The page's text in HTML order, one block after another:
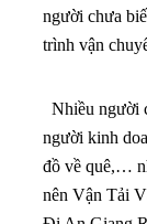
người chưa
trình vận
Nhiều người
người kinh
đồ về quê,…
nên Vận Tải